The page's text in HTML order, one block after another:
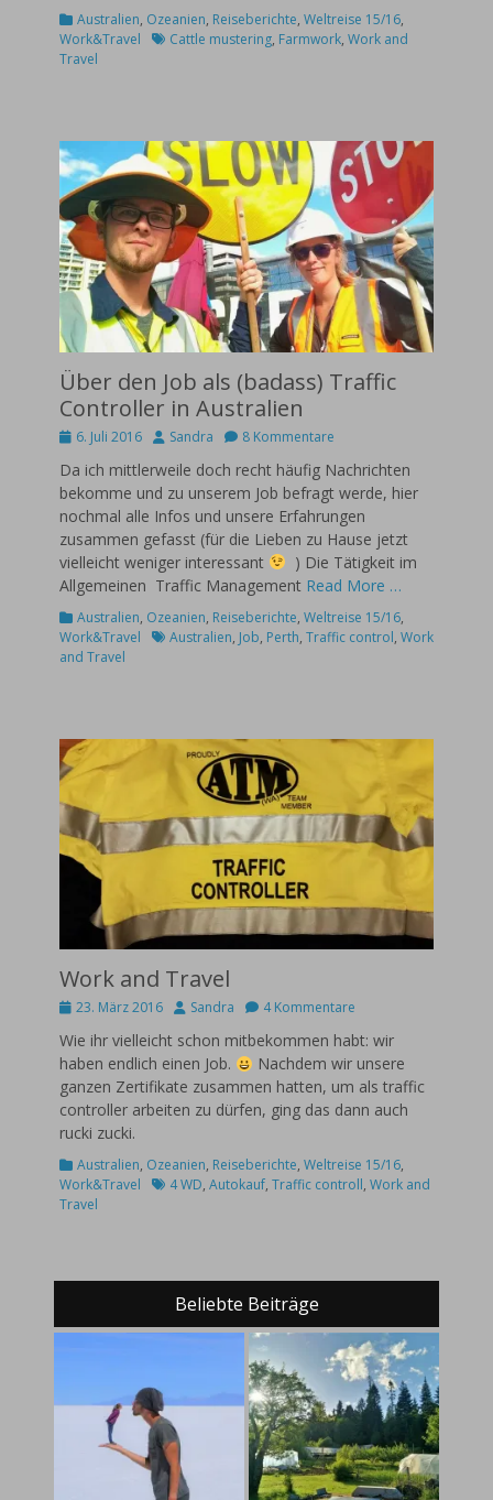
Kategorien
Australien, Ozeanien, Reiseberichte, Weltreise 15/16,
Work&Travel
Schlagworte
Cattle mustering, Farmwork, Work and
Travel
Über den Job als (badass) Traffic
Controller in Australien
Posted
6. Juli 2016 AutorSandra 8 Kommentare
Da ich mittlerweile doch recht häufig Nachrichten
bekomme und zu unserem Job befragt werde, hier
nochmal alle Infos und unsere Erfahrungen
zusammen gefasst (für die Lieben zu Hause jetzt
vielleicht weniger interessant
) Die Tätigkeit im
Allgemeinen Traffic Management Read More …
Kategorien
Australien, Ozeanien, Reiseberichte, Weltreise 15/16,
Work&Travel
Schlagworte
Australien, Job, Perth, Traffic control, Work
and Travel
Work and Travel
Posted
23. März 2016 AutorSandra 4 Kommentare
Wie ihr vielleicht schon mitbekommen habt: wir
haben endlich einen Job.
Nachdem wir unsere
ganzen Zertifikate zusammen hatten, um als traffic
controller arbeiten zu dürfen, ging das dann auch
rucki zucki.
Kategorien
Australien, Ozeanien, Reiseberichte, Weltreise 15/16,
Work&Travel
Schlagworte
4 WD, Autokauf, Traffic controll, Work and
Travel
Beliebte Beiträge